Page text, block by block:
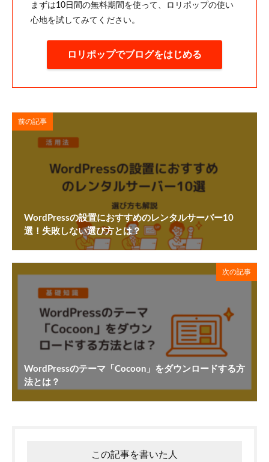
まずは10日間の無料期間を使って、ロリポップの使い
心地を試してみてください。
ロリポップでブログをはじめる
前の記事
WordPressの設置におすすめのレンタルサーバー10
選！失敗しない選び方とは？
次の記事
WordPressのテーマ「Cocoon」をダウンロードする方
法とは？
この記事を書いた人